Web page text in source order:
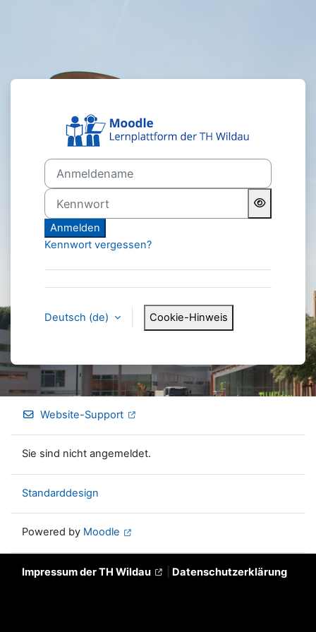
Anmelden bei
Anmeldename
Kennwort
Anmelden
Kennwort vergessen?
Deutsch ‎(de)‎ Cookie-Hinweis
Website-Support
Sie sind nicht angemeldet.
Standarddesign
Powered by Moodle
Impressum der TH Wildau Datenschutzerklärung